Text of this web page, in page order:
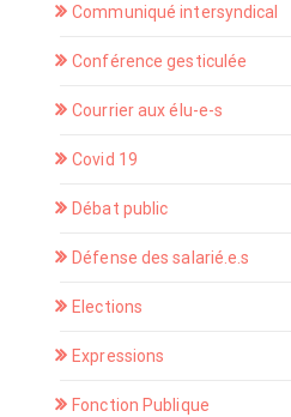
Communiqué intersyndical
Conférence gesticulée
Courrier aux élu-e-s
Covid 19
Débat public
Défense des salarié.e.s
Elections
Expressions
Fonction Publique